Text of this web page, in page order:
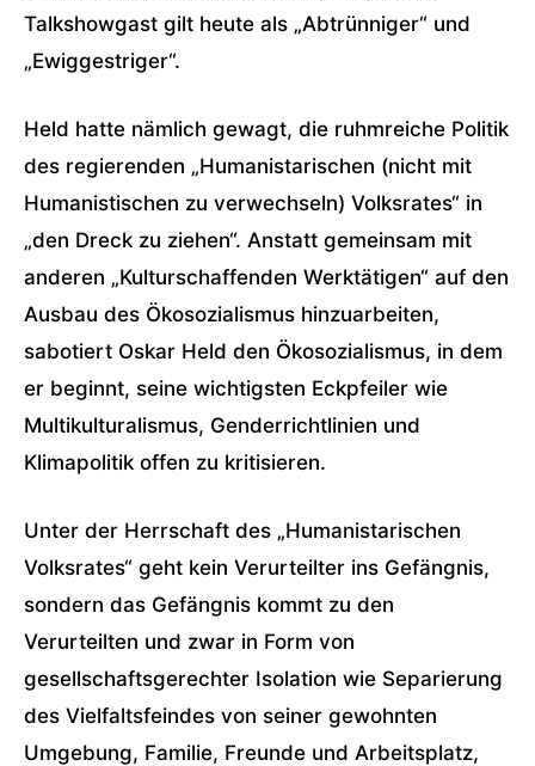
Talkshowgast gilt heute als „Abtrünniger“ und
„Ewiggestriger“.
Held hatte nämlich gewagt, die ruhmreiche Politik
des regierenden „Humanistarischen (nicht mit
Humanistischen zu verwechseln) Volksrates“ in
„den Dreck zu ziehen“. Anstatt gemeinsam mit
anderen „Kulturschaffenden Werktätigen“ auf den
Ausbau des Ökosozialismus hinzuarbeiten,
sabotiert Oskar Held den Ökosozialismus, in dem
er beginnt, seine wichtigsten Eckpfeiler wie
Multikulturalismus, Genderrichtlinien und
Klimapolitik offen zu kritisieren.
Unter der Herrschaft des „Humanistarischen
Volksrates“ geht kein Verurteilter ins Gefängnis,
sondern das Gefängnis kommt zu den
Verurteilten und zwar in Form von
gesellschaftsgerechter Isolation wie Separierung
des Vielfaltsfeindes von seiner gewohnten
Umgebung, Familie, Freunde und Arbeitsplatz,